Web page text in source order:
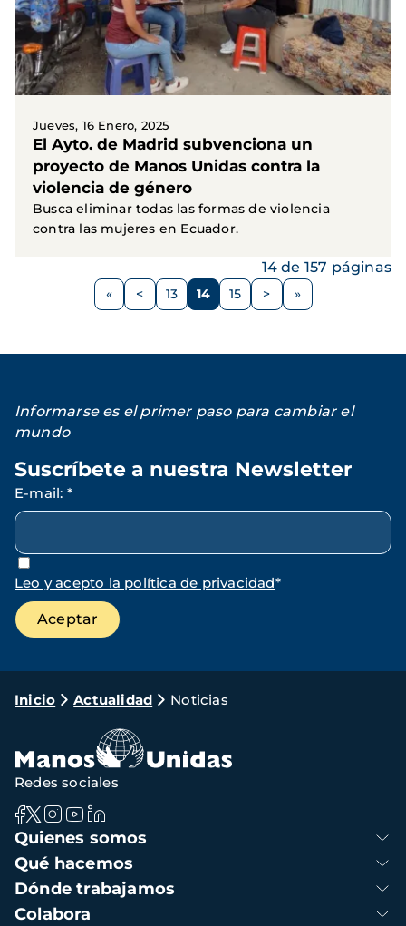
Jueves, 16 Enero, 2025
El Ayto. de Madrid subvenciona un
proyecto de Manos Unidas contra la
violencia de género
Busca eliminar todas las formas de violencia
contra las mujeres en Ecuador.
Paginación
Página
< Página
13 Página
14 Página
15
Siguiente
>
14 de 157 páginas
Informarse es el primer paso para cambiar el
mundo
Suscríbete a nuestra Newsletter
E-mail: *
Leo y acepto la política de privacidad*
Ruta
navegación
Inicio Actualidad Noticias
Navegación
principal
Quienes somos
Qué hacemos
Dónde trabajamos
Colabora
Redes sociales